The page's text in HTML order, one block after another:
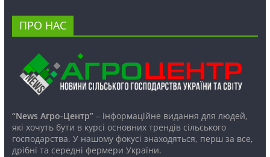
ПРО НАС
“News Агро-Центр”– інформаційне видання для людей,
які хочуть бути в курсі основних трендів сільського
господарства. У нашому фокусі знаходяться, перш за все,
дрібні та середні фермери України.